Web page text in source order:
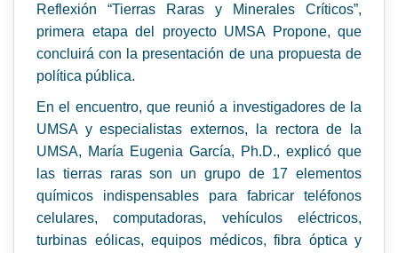
Reflexión “Tierras Raras y Minerales Críticos”,
primera etapa del proyecto UMSA Propone, que
concluirá con la presentación de una propuesta de
política pública.
En el encuentro, que reunió a investigadores de la
UMSA y especialistas externos, la rectora de la
UMSA, María Eugenia García, Ph.D., explicó que
las tierras raras son un grupo de 17 elementos
químicos indispensables para fabricar teléfonos
celulares, computadoras, vehículos eléctricos,
turbinas eólicas, equipos médicos, fibra óptica y